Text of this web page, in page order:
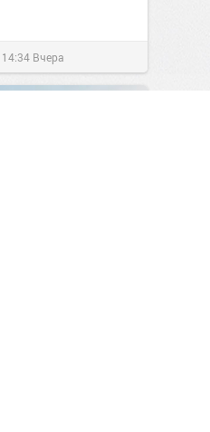
14:34 Вчера